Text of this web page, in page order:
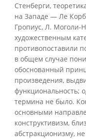
Стенберги,
на Западе — Лe
Гропиус, Л.
художественным
противопоставили
в общем случае
обоснованный
произведения,
функциональность;
термина не было.
основными
конструктивизм,
абстракционизму,